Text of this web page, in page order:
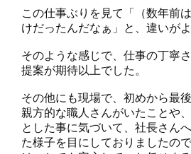
この仕事ぶりを見て「（数年前
けだったんだなぁ」と、違いが
そのような感じで、仕事の丁寧
提案が期待以上でした。
その他にも現場で、初めから最
親方的な職人さんがいたことや
とした事に気づいて、社長さん
た様子を目にしておりましたの